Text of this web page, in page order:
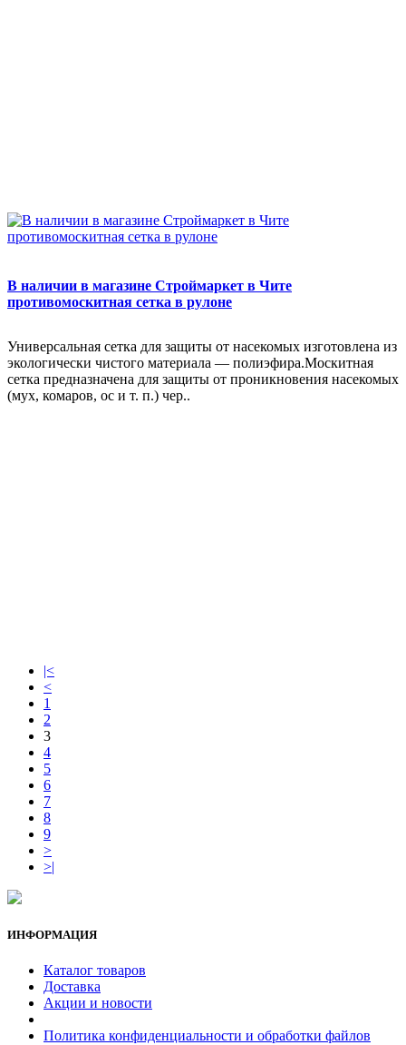
В наличии в магазине Строймаркет в Чите
противомоскитная сетка в рулоне
Универсальная сетка для защиты от насекомых изготовлена из
экологически чистого материала — полиэфира.Москитная
сетка предназначена для защиты от проникновения насекомых
(мух, комаров, ос и т. п.) чер..
|<
<
1
2
3
4
5
6
7
8
9
>
>|
ИНФОРМАЦИЯ
Каталог товаров
Доставка
Акции и новости
Политика конфиденциальности и обработки файлов